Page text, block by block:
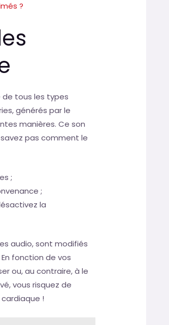
?
de tous les types
générés par le
manières. Ce son
pas comment le
;
;
la
audio, sont modifiés
fonction de vos
ou, au contraire, à le
vous risquez de
!